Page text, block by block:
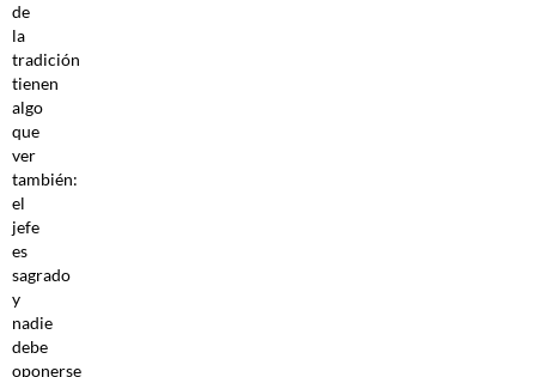
de
la
tradición
tienen
algo
que
ver
también:
el
jefe
es
sagrado
y
nadie
debe
oponerse